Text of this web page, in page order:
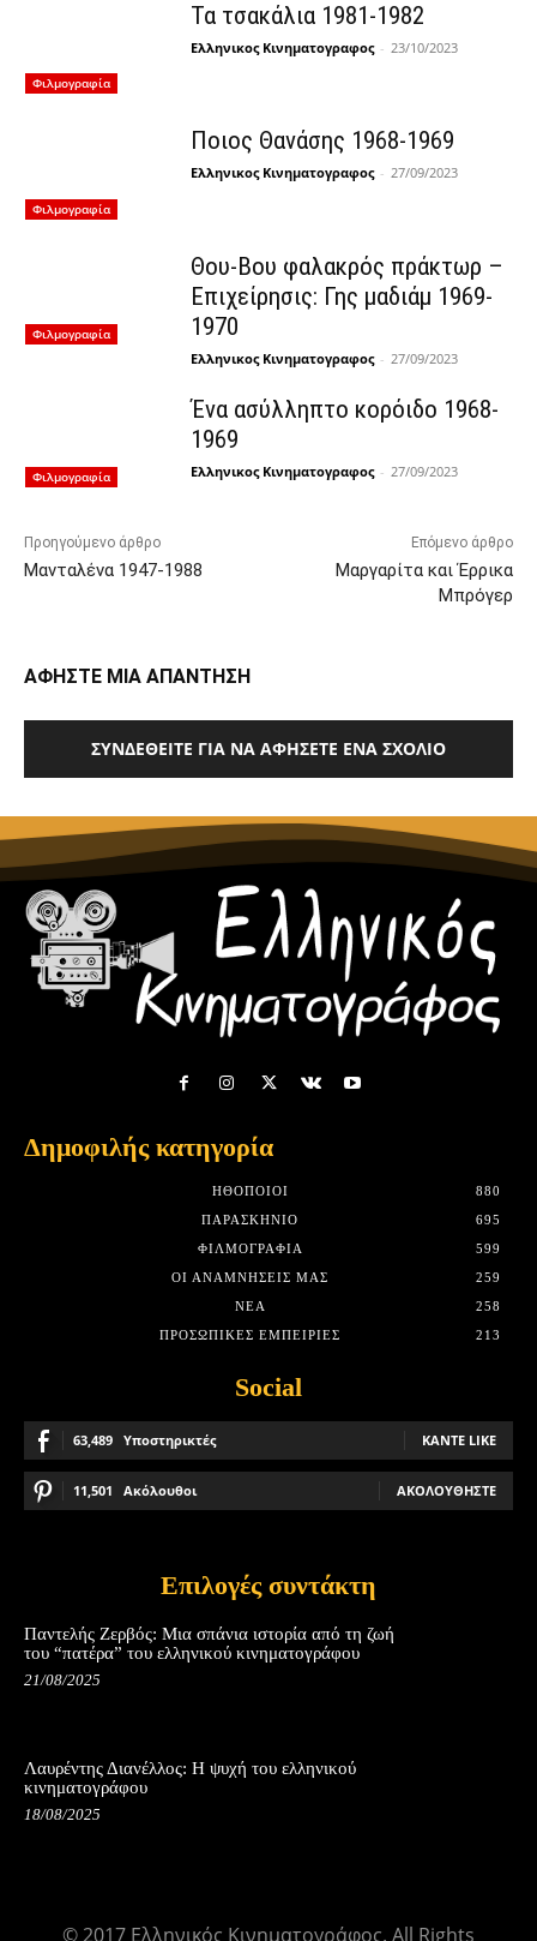
Φιλμογραφία
Τα τσακάλια 1981-1982
Ελληνικος Κινηματογραφος - 23/10/2023
Φιλμογραφία
Ποιος Θανάσης 1968-1969
Ελληνικος Κινηματογραφος - 27/09/2023
Φιλμογραφία
Θου-Βου φαλακρός πράκτωρ –
Επιχείρησις: Γης μαδιάμ 1969-
1970
Ελληνικος Κινηματογραφος - 27/09/2023
Φιλμογραφία
Ένα ασύλληπτο κορόιδο 1968-
1969
Ελληνικος Κινηματογραφος - 27/09/2023
Προηγούμενο άρθρο
Μανταλένα 1947-1988
Επόμενο άρθρο
Μαργαρίτα και Έρρικα
Μπρόγερ
ΑΦΗΣΤΕ ΜΙΑ ΑΠΑΝΤΗΣΗ
ΣΥΝΔΕΘΕΊΤΕ ΓΙΑ ΝΑ ΑΦΉΣΕΤΕ ΈΝΑ ΣΧΌΛΙΟ
Δημοφιλής κατηγορία
HΘΟΠΟΙΟΊ
880
ΠΑΡΑΣΚΉΝΙΟ
695
ΦΙΛΜΟΓΡΑΦΊΑ
599
ΟΙ ΑΝΑΜΝΉΣΕΙΣ ΜΑΣ
259
ΝΈΑ
258
ΠΡΟΣΩΠΙΚΈΣ ΕΜΠΕΙΡΊΕΣ
213
Social
63,489 Υποστηρικτές ΚΆΝΤΕ LIKE
11,501 Ακόλουθοι ΑΚΟΛΟΥΘΉΣΤΕ
Επιλογές συντάκτη
Παντελής Ζερβός: Μια σπάνια ιστορία από τη ζωή
του “πατέρα” του ελληνικού κινηματογράφου
21/08/2025
Λαυρέντης Διανέλλος: Η ψυχή του ελληνικού
κινηματογράφου
18/08/2025
© 2017 Ελληνικός Κινηματογράφος. All Rights